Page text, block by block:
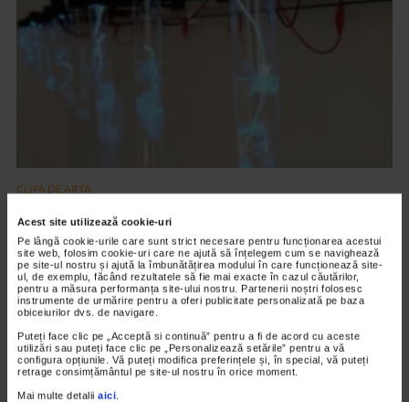
Acest site utilizează cookie-uri
Pe lângă cookie-urile care sunt strict necesare pentru funcționarea acestui
site web, folosim cookie-uri care ne ajută să înțelegem cum se navighează
pe site-ul nostru și ajută la îmbunătățirea modului în care funcționează site-
ul, de exemplu, făcând rezultatele să fie mai exacte în cazul căutărilor,
pentru a măsura performanța site-ului nostru. Partenerii noștri folosesc
instrumente de urmărire pentru a oferi publicitate personalizată pe baza
obiceiurilor dvs. de navigare.
Puteți face clic pe „Acceptă si continuă” pentru a fi de acord cu aceste
utilizări sau puteți face clic pe „Personalizează setările” pentru a vă
configura opțiunile. Vă puteți modifica preferințele și, în special, vă puteți
retrage consimțământul pe site-ul nostru în orice moment.
Mai multe detalii aici
CLIPA DE ARTA
ARTS and ARTISTS. Floriama Cândea –
„Invisible Garden #2”
123 vizualizari
VIDEO